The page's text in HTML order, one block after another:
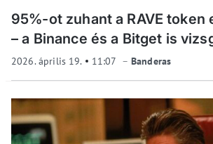
95%-ot zuhant a RAVE token
– a Binance és a Bitget is
2026. április 19. 11:07 Banderas